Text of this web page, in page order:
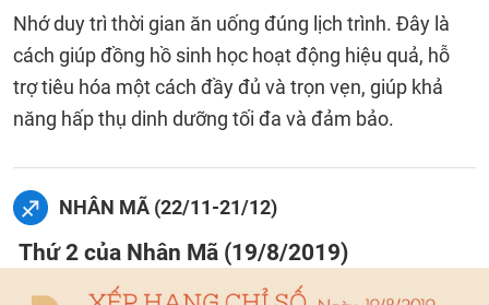
Nhớ duy trì thời gian ăn uống đúng lịch trình. Đây là
cách giúp đồng hồ sinh học hoạt động hiệu quả, hỗ
trợ tiêu hóa một cách đầy đủ và trọn vẹn, giúp khả
năng hấp thụ dinh dưỡng tối đa và đảm bảo.
NHÂN MÃ (22/11-21/12)
Thứ 2 của Nhân Mã (19/8/2019)